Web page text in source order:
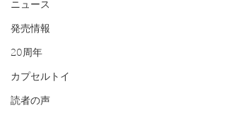
ニュース
発売情報
20周年
カプセルトイ
読者の声